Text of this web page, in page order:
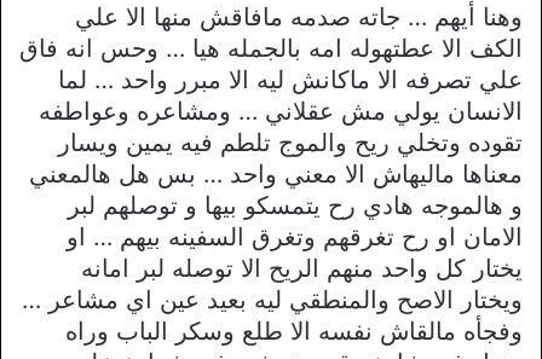
وهنا أيهم … جاته صدمه مافاقش منها الا علي
الكف الا عطتهوله امه بالجمله هيا … وحس انه فاق
علي تصرفه الا ماكانش ليه الا مبرر واحد … لما
الانسان يولي مش عقلاني … ومشاعره وعواطفه
تقوده وتخلي ريح والموج تلطم فيه يمين ويسار
معناها ماليهاش الا معني واحد … بس هل هالمعني
و هالموجه هادي رح يتمسكو بيها و توصلهم لبر
الامان او رح تغرقهم وتغرق السفينه بيهم … او
يختار كل واحد منهم الريح الا توصله لبر امانه
ويختار الاصح والمنطقي ليه بعيد عين اي مشاعر …
وفجأه مالقاش نفسه الا طلع وسكر الباب وراه